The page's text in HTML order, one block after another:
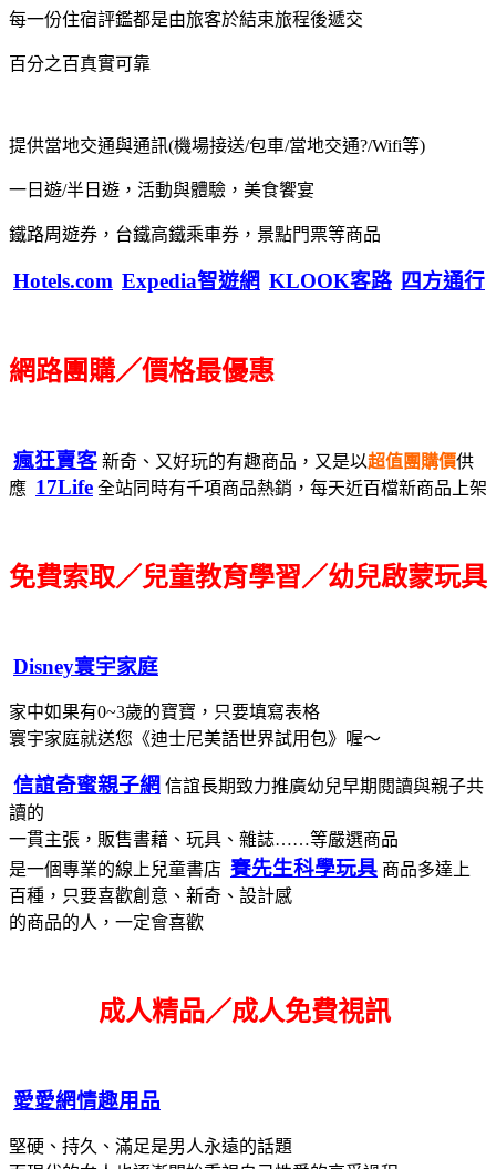
每一份住宿評鑑都是由旅客於結束旅程後遞交
百分之百真實可靠
提供當地交通與通訊(機場接送/包車/當地交通?/Wifi等)
一日遊/半日遊，活動與體驗，美食饗宴
鐵路周遊券，台鐵高鐵乘車券，景點門票等商品
Hotels.com Expedia智遊網 KLOOK客路 四方通行
網路團購／價格最優惠
瘋狂賣客 新奇、又好玩的有趣商品，又是以超值團購價供
應 17Life 全站同時有千項商品熱銷，每天近百檔新商品上架
免費索取／兒童教育學習／幼兒啟蒙玩具
Disney寰宇家庭
家中如果有0~3歲的寶寶，只要填寫表格
寰宇家庭就送您《迪士尼美語世界試用包》喔～
信誼奇蜜親子網 信誼長期致力推廣幼兒早期閱讀與親子共
讀的
一貫主張，販售書藉、玩具、雜誌……等嚴選商品
是一個專業的線上兒童書店 賽先生科學玩具 商品多達上
百種，只要喜歡創意、新奇、設計感
的商品的人，一定會喜歡
成人精品／成人免費視訊
愛愛網情趣用品
堅硬、持久、滿足是男人永遠的話題